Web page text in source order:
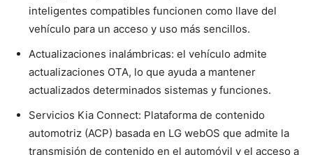
inteligentes compatibles funcionen como llave del
vehículo para un acceso y uso más sencillos.
Actualizaciones inalámbricas: el vehículo admite
actualizaciones OTA, lo que ayuda a mantener
actualizados determinados sistemas y funciones.
Servicios Kia Connect: Plataforma de contenido
automotriz (ACP) basada en LG webOS que admite la
transmisión de contenido en el automóvil y el acceso a